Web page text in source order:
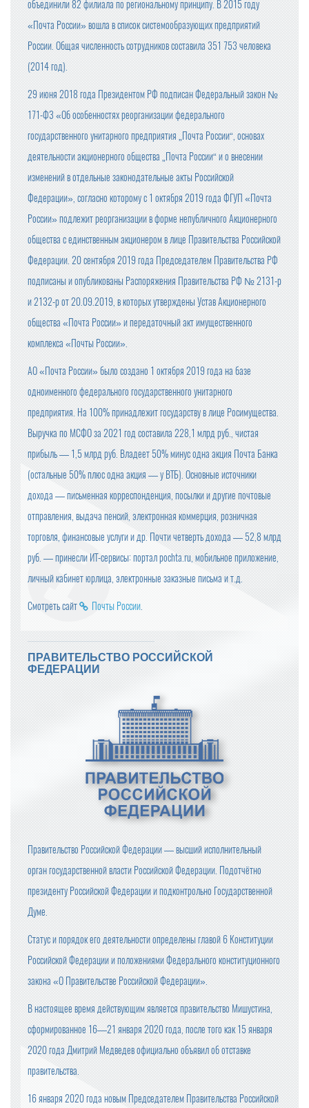
объединили 82 филиала по региональному принципу. В 2015 году
«Почта России» вошла в список системообразующих предприятий
России. Общая численность сотрудников составила 351 753 человека
(2014 год).
29 июня 2018 года Президентом РФ подписан Федеральный закон №
171-ФЗ «Об особенностях реорганизации федерального
государственного унитарного предприятия „Почта России“, основах
деятельности акционерного общества „Почта России“ и о внесении
изменений в отдельные законодательные акты Российской
Федерации», согласно которому с 1 октября 2019 года ФГУП «Почта
России» подлежит реорганизации в форме непубличного Акционерного
общества с единственным акционером в лице Правительства Российской
Федерации. 20 сентября 2019 года Председателем Правительства РФ
подписаны и опубликованы Распоряжения Правительства РФ № 2131-р
и 2132-р от 20.09.2019, в которых утверждены Устав Акционерного
общества «Почта России» и передаточный акт имущественного
комплекса «Почты России».
АО «Почта России» было создано 1 октября 2019 года на базе
одноименного федерального государственного унитарного
предприятия. На 100% принадлежит государству в лице Росимущества.
Выручка по МСФО за 2021 год составила 228,1 млрд руб., чистая
прибыль — 1,5 млрд руб. Владеет 50% минус одна акция Почта Банка
(остальные 50% плюс одна акция — у ВТБ). Основные источники
дохода — письменная корреспонденция, посылки и другие почтовые
отправления, выдача пенсий, электронная коммерция, розничная
торговля, финансовые услуги и др. Почти четверть дохода — 52,8 млрд
руб. — принесли ИТ-сервисы: портал pochta.ru, мобильное приложение,
личный кабинет юрлица, электронные заказные письма и т.д.
Смотреть сайт Почты России.
ПРАВИТЕЛЬСТВО РОССИЙСКОЙ
ФЕДЕРАЦИИ
Правительство Российской Федерации — высший исполнительный
орган государственной власти Российской Федерации. Подотчётно
президенту Российской Федерации и подконтрольно Государственной
Думе.
Статус и порядок его деятельности определены главой 6 Конституции
Российской Федерации и положениями Федерального конституционного
закона «О Правительстве Российской Федерации».
В настоящее время действующим является правительство Мишустина,
сформированное 16—21 января 2020 года, после того как 15 января
2020 года Дмитрий Медведев официально объявил об отставке
правительства.
16 января 2020 года новым Председателем Правительства Российской